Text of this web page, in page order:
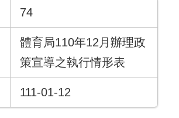
74
體育局110年12月辦理政
策宣導之執行情形表
111-01-12